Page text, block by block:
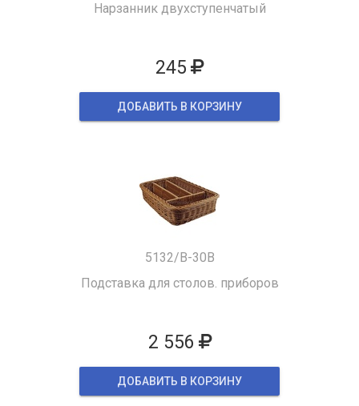
Нарзанник двухступенчатый
245
ДОБАВИТЬ В КОРЗИНУ
5132/B-30B
Подставка для столов. приборов
2 556
ДОБАВИТЬ В КОРЗИНУ